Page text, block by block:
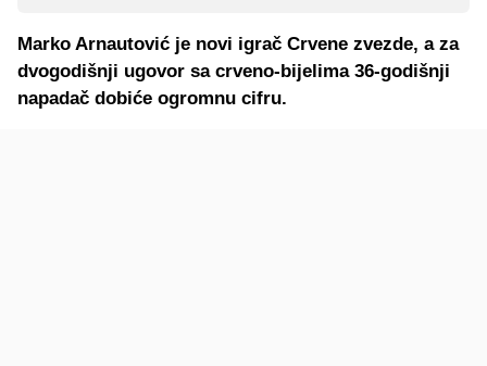
Marko Arnautović je novi igrač Crvene zvezde, a za
dvogodišnji ugovor sa crveno-bijelima 36-godišnji
napadač dobiće ogromnu cifru.